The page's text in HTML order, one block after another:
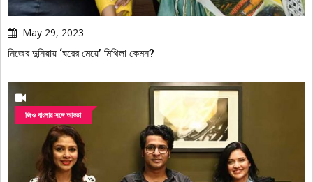
May 29, 2023
নিজের দুনিয়ায় ‘ঘরের মেয়ে’ মিথিলা কেমন?
জিও বাংলার সঙ্গে আড্ডা